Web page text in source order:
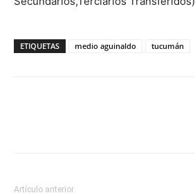
ETIQUETAS medio aguinaldo tucumán
Artículo anterior